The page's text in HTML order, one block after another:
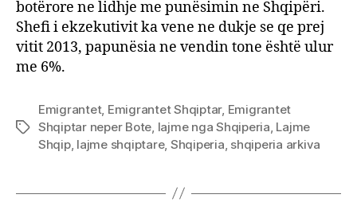
botërore ne lidhje me punësimin ne Shqipëri.
Shefi i ekzekutivit ka vene ne dukje se qe prej
vitit 2013, papunësia ne vendin tone është ulur
me 6%.
Tags
Emigrantet, Emigrantet Shqiptar, Emigrantet
Shqiptar neper Bote lajme nga Shqiperia Lajme
Shqip, lajme shqiptare, Shqiperia shqiperia arkiva